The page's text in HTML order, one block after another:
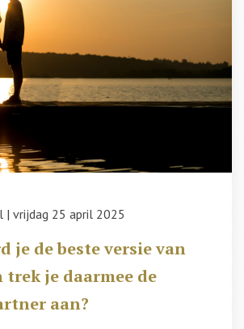
| vrijdag 25 april 2025
je de beste versie van
trek je daarmee de
aan?